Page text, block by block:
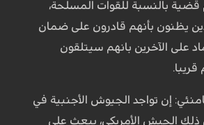
قضية بالنسبة للقوات المسلحة،
يظنون بأنهم قادرون على ضمان
على الآخرين بانهم سيتلقون
إن تواجد الجيوش الأجنبية في
ذلك الجيش الأمريكي، يبعث على